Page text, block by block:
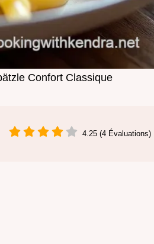
Confort Classique
4.25 (4 Évaluations)